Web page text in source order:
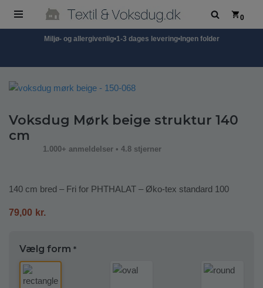
Spring
0
Miljø- og allergivenlig•1-3 dages levering•Ingen folder
Voksdug Mørk beige struktur 140
cm
1.000+ anmeldelser • 4.8 stjerner
140 cm bred – Fri for PHTHALAT – Øko-tex standard 100
79,00 kr.
Vælg form *